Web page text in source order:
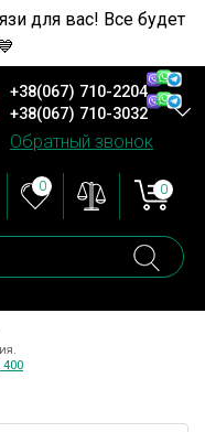
для вас! Все будет
+38(067) 710-2204
+38(067) 710-3032
Обратный звонок
0 0
400